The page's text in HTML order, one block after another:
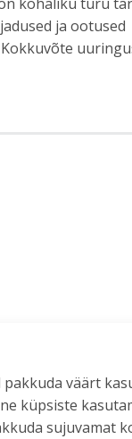
pakkuda väärt
küpsiste
sujuvamat
ja ootused